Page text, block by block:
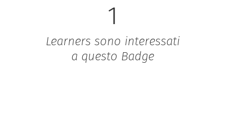
1
Learners sono interessati
a questo Badge